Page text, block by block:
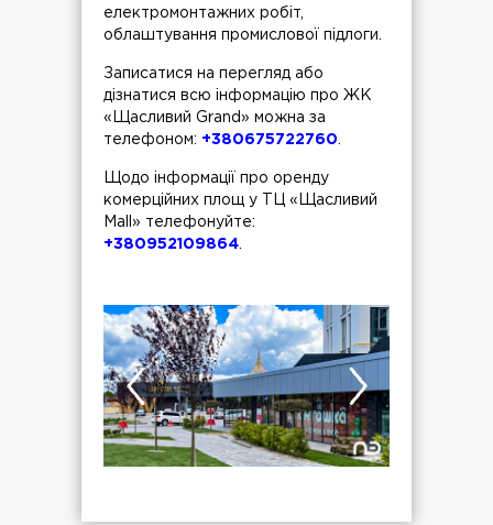
електромонтажних робіт,
облаштування промислової підлоги.
Записатися на перегляд або
дізнатися всю інформацію про ЖК
«Щасливий Grand» можна за
телефоном: +380675722760
Щодо інформації про оренду
комерційних площ у ТЦ «Щасливий
Mall» телефонуйте:
+380952109864